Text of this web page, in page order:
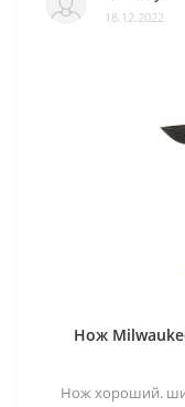
18.12.2022
Нож
Нож хороший.